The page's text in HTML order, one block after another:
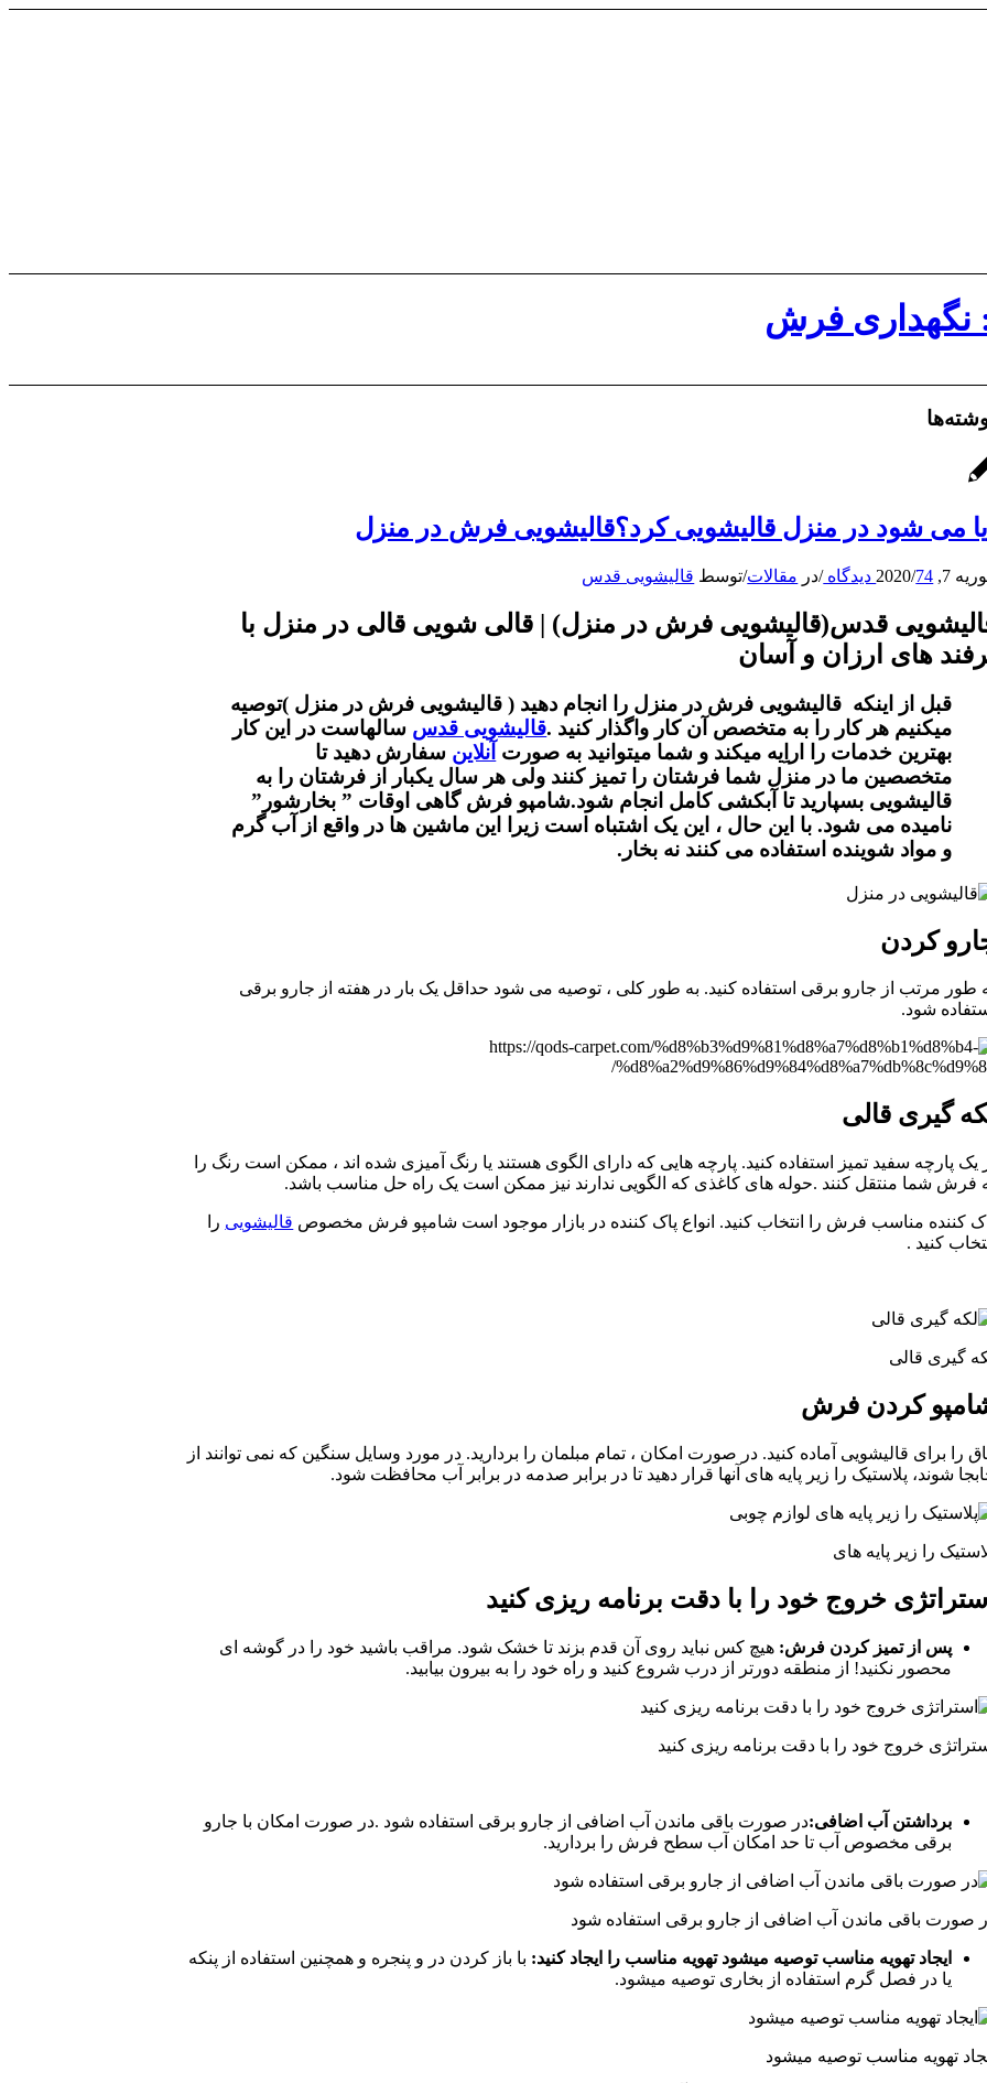
نگهداری فرش
می شود در منزل قالیشویی کرد؟قالیشویی فرش در منزل
7, 2020
/74 دیدگاه /در مقالات/توسط قالیشویی قدس
قدس(قالیشویی فرش در منزل) | قالی شویی قالی در منزل با
های ارزان و آسان
قبل از اینکه قالیشویی فرش در منزل را انجام دهید ( قالیشویی فرش در منزل )توصیه
میکنیم هر کار را به متخصص آن کار واگذار کنید .قالیشویی قدس سالهاست در این کار
بهترین خدمات را اراِیه میکند و شما میتوانید به صورت آنلاین سفارش دهید تا
متخصصین ما در منزل شما فرشتان را تمیز کنند ولی هر سال یکبار از فرشتان را به
قالیشویی بسپارید تا آبکشی کامل انجام شود.شامپو فرش گاهی اوقات ” بخارشور”
نامیده می شود. با این حال ، این یک اشتباه است زیرا این ماشین ها در واقع از آب گرم
و مواد شوینده استفاده می کنند نه بخار.
کردن
طور مرتب از جارو برقی استفاده کنید. به طور کلی ، توصیه می شود حداقل یک بار در هفته از جارو برقی
شود.
گیری قالی
یک پارچه سفید تمیز استفاده کنید. پارچه هایی که دارای الگوی هستند یا رنگ آمیزی شده اند ، ممکن است رنگ را
فرش شما منتقل کنند .حوله های کاغذی که الگویی ندارند نیز ممکن است یک راه حل مناسب باشد.
کننده مناسب فرش را انتخاب کنید. انواع پاک کننده در بازار موجود است شامپو فرش مخصوص قالیشویی را
کنید .
گیری قالی
کردن فرش
را برای قالیشویی آماده کنید. در صورت امکان ، تمام مبلمان را بردارید. در مورد وسایل سنگین که نمی توانند از
شوند، پلاستیک را زیر پایه های آنها قرار دهید تا در برابر صدمه در برابر آب محافظت شود.
را زیر پایه های
خروج خود را با دقت برنامه ریزی کنید
پس از تمیز کردن فرش: هیچ کس نباید روی آن قدم بزند تا خشک شود. مراقب باشید خود را در گوشه ای
محصور نکنید! از منطقه دورتر از درب شروع کنید و راه خود را به بیرون بیابید.
خروج خود را با دقت برنامه ریزی کنید
برداشتن آب اضافی:در صورت باقی ماندن آب اضافی از جارو برقی استفاده شود .در صورت امکان با جارو
برقی مخصوص آب تا حد امکان آب سطح فرش را بردارید.
صورت باقی ماندن آب اضافی از جارو برقی استفاده شود
ایجاد تهویه مناسب توصیه میشود تهویه مناسب را ایجاد کنید: با باز کردن در و پنجره و همچنین استفاده از پنکه
یا در فصل گرم استفاده از بخاری توصیه میشود.
تهویه مناسب توصیه میشود